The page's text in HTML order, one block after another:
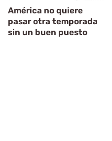
América no quiere
pasar otra temporada
sin un buen puesto